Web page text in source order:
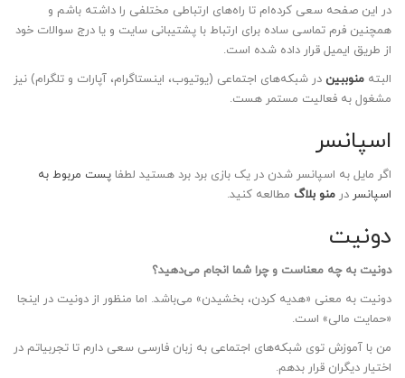
در این صفحه سعی کرده‌ام تا راه‌های ارتباطی مختلفی را داشته باشم و
همچنین فرم تماسی ساده برای ارتباط با پشتیبانی سایت و یا درج سوالات خود
از طریق ایمیل قرار داده شده است.
البته منوببین در شبکه‌های اجتماعی (یوتیوب، اینستاگرام، آپارات و تلگرام) نیز
مشغول به فعالیت مستمر هست.
اسپانسر
اگر مایل به اسپانسر شدن در یک بازی برد برد هستید لطفا پست مربوط به
اسپانسر در منو بلاگ مطالعه کنید.
دونیت
دونیت به چه معناست و چرا شما انجام می‌دهید؟
دونیت به معنی «هدیه کردن، بخشیدن» می‌باشد. اما منظور از دونیت در اینجا
«حمایت مالی» است.
من با آموزش توی شبکه‌های اجتماعی به زبان فارسی سعی دارم تا تجربیاتم در
اختیار دیگران قرار بدهم.